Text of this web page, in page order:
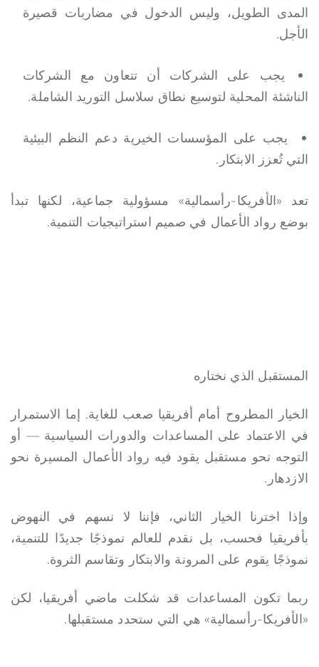
المدى الطويل، وليس الدخول في مضاربات قصيرة
الأجل.
يجب على الشركات أن تتعاون مع الشركات
الناشئة المحلية لتوسيع نطاق سلاسل التوريد الشاملة.
يجب على المؤسسات الخيرية دعم النظم البيئية
التي تُعزز الابتكار.
تعد «الأفريكا-رأسمالية» مسؤولية جماعية، لكنها تبدأ
بوضع رواد الأعمال في صميم استراتيجيات التنمية.
المستقبل الذي نختاره
الخيار المطروح أمام أفريقيا صعب للغاية. إما الاستمرار
في الاعتماد على المساعدات والدورات السياسية — أو
التوجه نحو مستقبل يقود فيه رواد الأعمال المسيرة نحو
الازدهار.
وإذا اخترنا الخيار الثاني، فإننا لا نسهم في النهوض
بأفريقيا فحسب، بل نقدم للعالم نموذجًا جديدًا للتنمية،
نموذجًا يقوم على المرونة والابتكار وتقاسم الثروة.
ربما تكون المساعدات قد شكلت ماضي أفريقيا، لكن
«الأفريكا-رأسمالية» هي التي ستحدد مستقبلها.